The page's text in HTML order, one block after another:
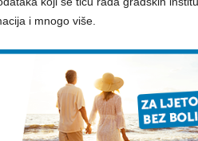
i mnogo više.